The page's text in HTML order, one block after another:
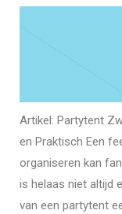
Artikel: Partytent
en Praktisch Een
organiseren kan
is helaas niet altijd
van een partytent